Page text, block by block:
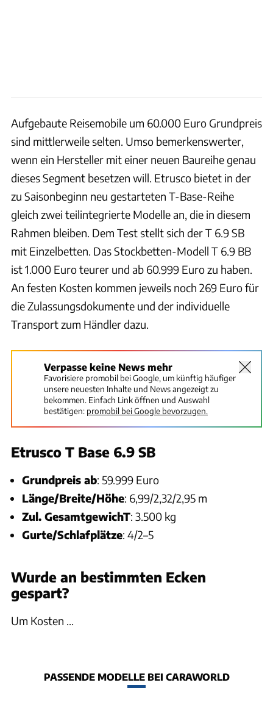
Aufgebaute Reisemobile um 60.000 Euro Grundpreis
sind mittlerweile selten. Umso bemerkenswerter,
wenn ein Hersteller mit einer neuen Baureihe genau
dieses Segment besetzen will. Etrusco bietet in der
zu Saisonbeginn neu gestarteten T-Base-Reihe
gleich zwei teilintegrierte Modelle an, die in diesem
Rahmen bleiben. Dem Test stellt sich der T 6.9 SB
mit Einzelbetten. Das Stockbetten-Modell T 6.9 BB
ist 1.000 Euro teurer und ab 60.999 Euro zu haben.
An festen Kosten kommen jeweils noch 269 Euro für
die Zulassungsdokumente und der individuelle
Transport zum Händler dazu.
Verpasse keine News mehr
Favorisiere promobil bei Google, um künftig häufiger
unsere neuesten Inhalte und News angezeigt zu
bekommen. Einfach Link öffnen und Auswahl
bestätigen: promobil bei Google bevorzugen.
Etrusco T Base 6.9 SB
Grundpreis ab: 59.999 Euro
Länge/Breite/Höhe: 6,99/2,32/2,95 m
Zul. GesamtgewichT: 3.500 kg
Gurte/Schlafplätze: 4/2–5
Wurde an bestimmten Ecken
gespart?
Um Kosten ...
PASSENDE MODELLE BEI CARAWORLD